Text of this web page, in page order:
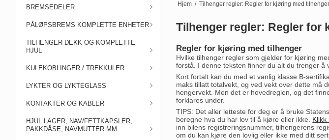
BREMSEDELER
PÅLØPSBREMS KOMPLETTE ENHETER
TILHENGER DEKK OG KOMPLETTE
HJUL
KULEKOBLINGER / TREKKULER
LYKTER OG LYKTEGLASS
KONTAKTER OG KABLER
HJUL LAGER, NAV/FETTKAPSLER,
PAKKDÅSE, NAVMUTTER MM
Hjem / Tilhenger regler: Regler for kjøring med
Tilhenger regler: Regler for
Regler for kjøring med tilhenger
Hvilke tilhenger regler som gjelder for kjøring
forstå. I denne teksten finner du alt du trenger å
Kort fortalt kan du med et vanlig klasse B-
maks tillatt totalvekt, og ved vekt over dette må
hengervekt. Men det er hovedreglen, og det
forklares under.
TIPS: Det aller letteste for deg er å bruke
beregne hva du har lov til å kjøre eller ikke. Klikk
inn bilens registreringsnummer, tilhengerens
om du kan kjøre den lovlig eller ikke med ditt